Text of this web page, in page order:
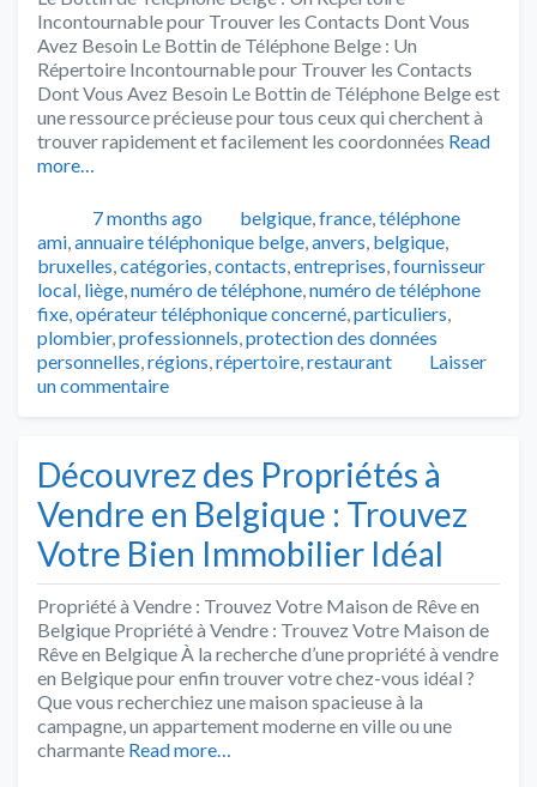
Incontournable pour Trouver les Contacts Dont Vous
Avez Besoin Le Bottin de Téléphone Belge : Un
Répertoire Incontournable pour Trouver les Contacts
Dont Vous Avez Besoin Le Bottin de Téléphone Belge est
une ressource précieuse pour tous ceux qui cherchent à
trouver rapidement et facilement les coordonnées Read
more…
Publié7 months ago Catégories
belgique,france,téléphone
ami,annuaire téléphonique belge,anvers, belgique,
bruxelles,catégories,contacts,entreprises,fournisseur
local, liège,numéro de téléphone,numéro de téléphone
fixe,opérateur téléphonique concerné,particuliers,
plombier,professionnels,protection des données
personnelles,régions,répertoire,restaurant
Laisser
un commentaire
Découvrez des Propriétés à
Vendre en Belgique : Trouvez
Votre Bien Immobilier Idéal
Propriété à Vendre : Trouvez Votre Maison de Rêve en
Belgique Propriété à Vendre : Trouvez Votre Maison de
Rêve en Belgique À la recherche d’une propriété à vendre
en Belgique pour enfin trouver votre chez-vous idéal ?
Que vous recherchiez une maison spacieuse à la
campagne, un appartement moderne en ville ou une
charmante Read more…